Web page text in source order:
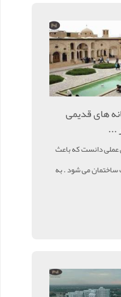
های قدیمی
...
عملی دانست که باعث
ساختمان می شود . به